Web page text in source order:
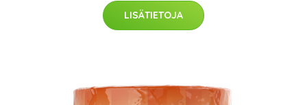
LISÄTIETOJA